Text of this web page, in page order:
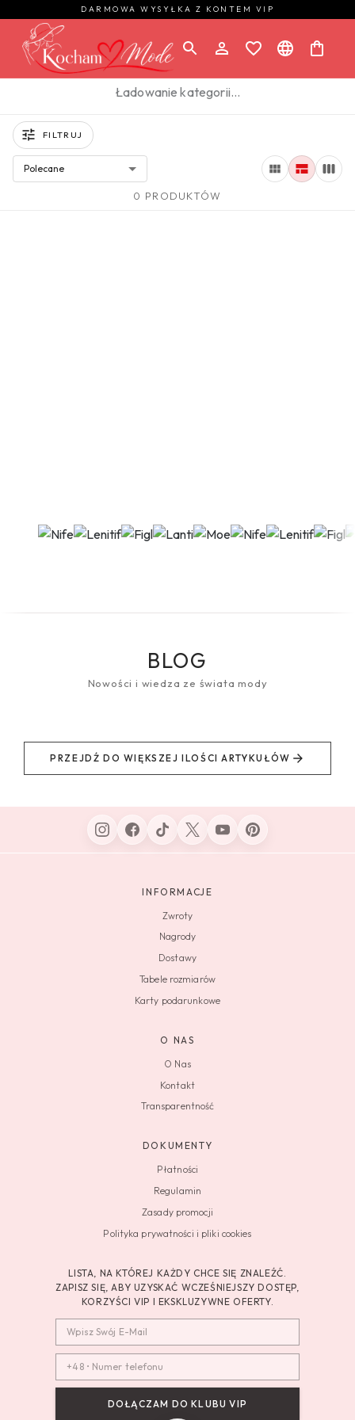
DARMOWA WYSYŁKA Z KONTEM VIP
Ładowanie kategorii…
FILTRUJ
Polecane
0 PRODUKTÓW
BLOG
Nowości i wiedza ze świata mody
PRZEJDŹ DO WIĘKSZEJ ILOŚCI ARTYKUŁÓW
INFORMACJE
Zwroty
Nagrody
Dostawy
Tabele rozmiarów
Karty podarunkowe
O NAS
O Nas
Kontakt
Transparentność
DOKUMENTY
Płatności
Regulamin
Zasady promocji
Polityka prywatności i pliki cookies
LISTA, NA KTÓREJ KAŻDY CHCE SIĘ ZNALEŹĆ.
ZAPISZ SIĘ, ABY UZYSKAĆ WCZEŚNIEJSZY DOSTĘP,
KORZYŚCI VIP I EKSKLUZYWNE OFERTY.
DOŁĄCZAM DO KLUBU VIP